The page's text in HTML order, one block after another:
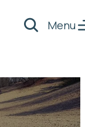
Zoeken
Menu